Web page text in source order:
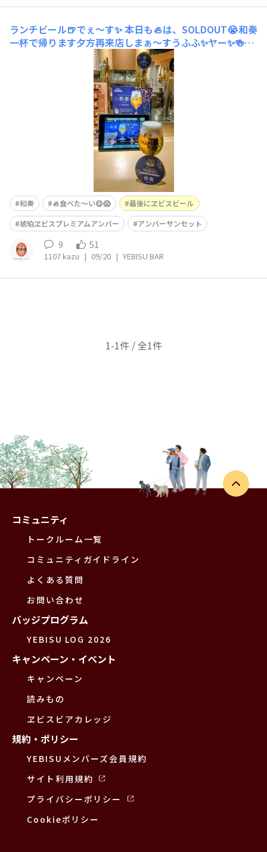
ランチビール🍺でぇ～す✨本日も🦪は、SOLDOUT😭和奏
一杯で帰ります夕方再来店しまぁ～すうふふ✨ヤー✨🍻🎶
和奏 🦪食べた～い😋😱
最後にヱビスビール
琥珀ヱビスプレミアムアンバー
アンバーサンセット
9 51
1107 kazu | 09/20 | YEBISU BAR
1-1件 / 全1件
コミュニティ
トークルーム一覧
コミュニティガイドライン
よくある質問
お問い合わせ
バッジプログラム
YEBISU LOG 2026
キャンペーン・イベント
キャンペーン
読みもの
ヱビスビアカレッジ
規約・ポリシー
YEBISUメンバーズ会員規約
サイト利用規約
プライバシーポリシー
Cookieポリシー